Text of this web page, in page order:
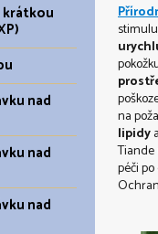
krátkou
nad
nad
nad
na
lipidya
Tiande
péči